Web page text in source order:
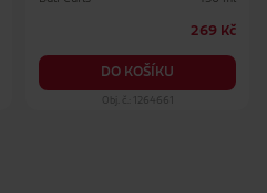
269 Kč
DO KOŠÍKU
Obj. č.: 1264661